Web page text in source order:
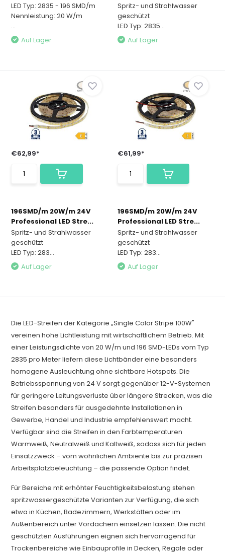
LED Typ: 2835 - 196 SMD/m
Nennleistung: 20 W/m
...
Auf Lager
Spritz- und Strahlwasser
geschützt
LED Typ: 2835...
Auf Lager
€62,99*
196SMD/m 20W/m 24V
Professional LED Stre...
Spritz- und Strahlwasser
geschützt
LED Typ: 283...
Auf Lager
€61,99*
196SMD/m 20W/m 24V
Professional LED Stre...
Spritz- und Strahlwasser
geschützt
LED Typ: 283...
Auf Lager
Die LED-Streifen der Kategorie „Single Color Stripe 100W"
vereinen hohe Lichtleistung mit wirtschaftlichem Betrieb. Mit
einer Leistungsdichte von 20 W/m und 196 SMD-LEDs vom Typ
2835 pro Meter liefern diese Lichtbänder eine besonders
homogene Ausleuchtung ohne sichtbare Hotspots. Die
Betriebsspannung von 24 V sorgt gegenüber 12-V-Systemen
für geringere Leitungsverluste über längere Strecken, was die
Streifen besonders für ausgedehnte Installationen in
Gewerbe, Handel und Industrie empfehlenswert macht.
Verfügbar sind die Streifen in den Farbtemperaturen
Warmweiß, Neutralweiß und Kaltweiß, sodass sich für jeden
Einsatzzweck – vom wohnlichen Ambiente bis zur präzisen
Arbeitsplatzbeleuchtung – die passende Option findet.
Für Bereiche mit erhöhter Feuchtigkeitsbelastung stehen
spritzwassergeschützte Varianten zur Verfügung, die sich
etwa in Küchen, Badezimmern, Werkstätten oder im
Außenbereich unter Vordächern einsetzen lassen. Die nicht
geschützten Ausführungen eignen sich hervorragend für
Trockenbereiche wie Einbauprofile in Decken, Regale oder